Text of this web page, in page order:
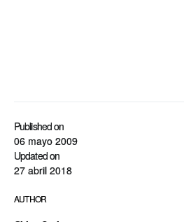
Published on
06 mayo 2009
Updated on
27 abril 2018
AUTHOR